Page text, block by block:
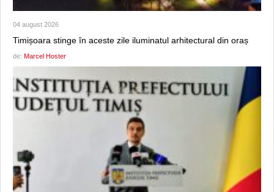
04 august 2026
Timișoara stinge în aceste zile iluminatul arhitectural din oraș
de: Marcel Hoster